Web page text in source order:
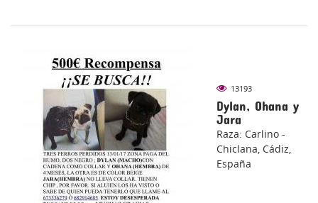
13193
Dylan, Ohana y
Jara
Raza: Carlino -
Chiclana, Cádiz,
España